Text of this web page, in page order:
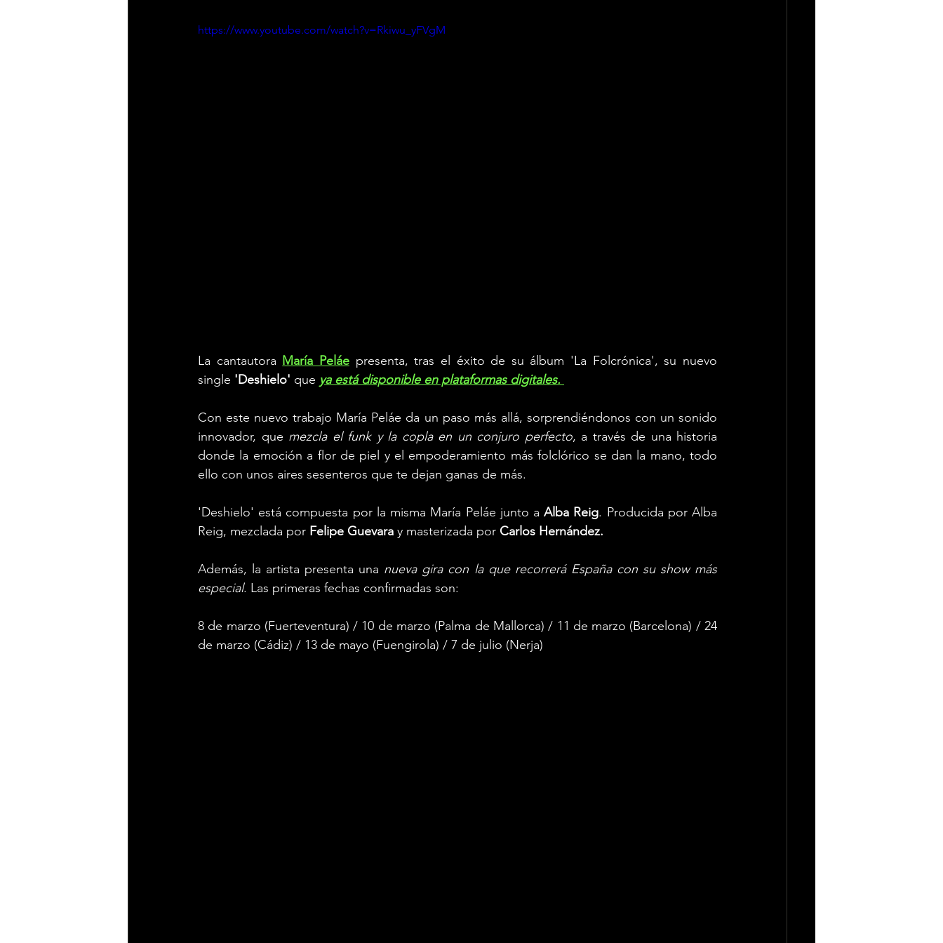
https://www.youtube.com/watch?v=Rkiwu_yFVgM
La cantautora María Peláe presenta, tras el éxito de su álbum 'La Folcrónica', su nuevo
single 'Deshielo' que ya está disponible en plataformas digitales.
Con este nuevo trabajo María Peláe da un paso más allá, sorprendiéndonos con un sonido
innovador, que mezcla el funk y la copla en un conjuro perfecto, a través de una historia
donde la emoción a flor de piel y el empoderamiento más folclórico se dan la mano, todo
ello con unos aires sesenteros que te dejan ganas de más.
'Deshielo' está compuesta por la misma María Peláe junto a Alba Reig. Producida por Alba
Reig, mezclada por Felipe Guevara y masterizada por Carlos Hernández.
Además, la artista presenta una nueva gira con la que recorrerá España con su show más
especial. Las primeras fechas confirmadas son:
8 de marzo (Fuerteventura) / 10 de marzo (Palma de Mallorca) / 11 de marzo (Barcelona) / 24
de marzo (Cádiz) / 13 de mayo (Fuengirola) / 7 de julio (Nerja)